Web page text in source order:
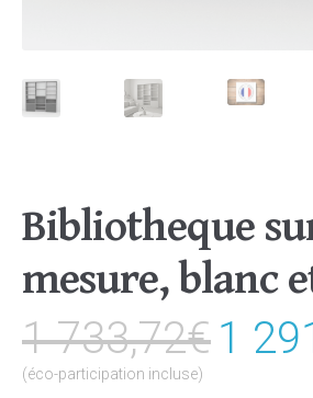
Bibliotheque
mesure, blanc
1 733,72€Le
1
(éco-participation incluse)